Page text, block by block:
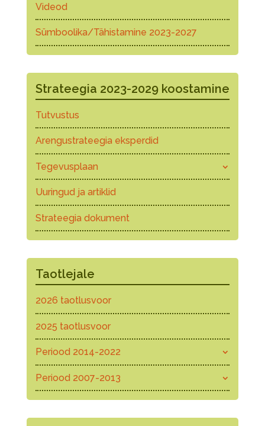
Videod
Sümboolika/Tähistamine 2023-2027
Strateegia 2023-2029 koostamine
Tutvustus
Arengustrateegia eksperdid
Tegevusplaan
Uuringud ja artiklid
Strateegia dokument
Taotlejale
2026 taotlusvoor
2025 taotlusvoor
Periood 2014-2022
Periood 2007-2013